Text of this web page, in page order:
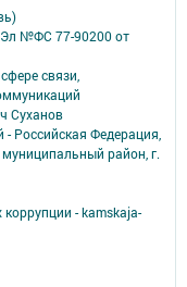
№ФC 77-90200 от
связи,
Суханов
Российская Федерация,
район, г.
- kamskaja-